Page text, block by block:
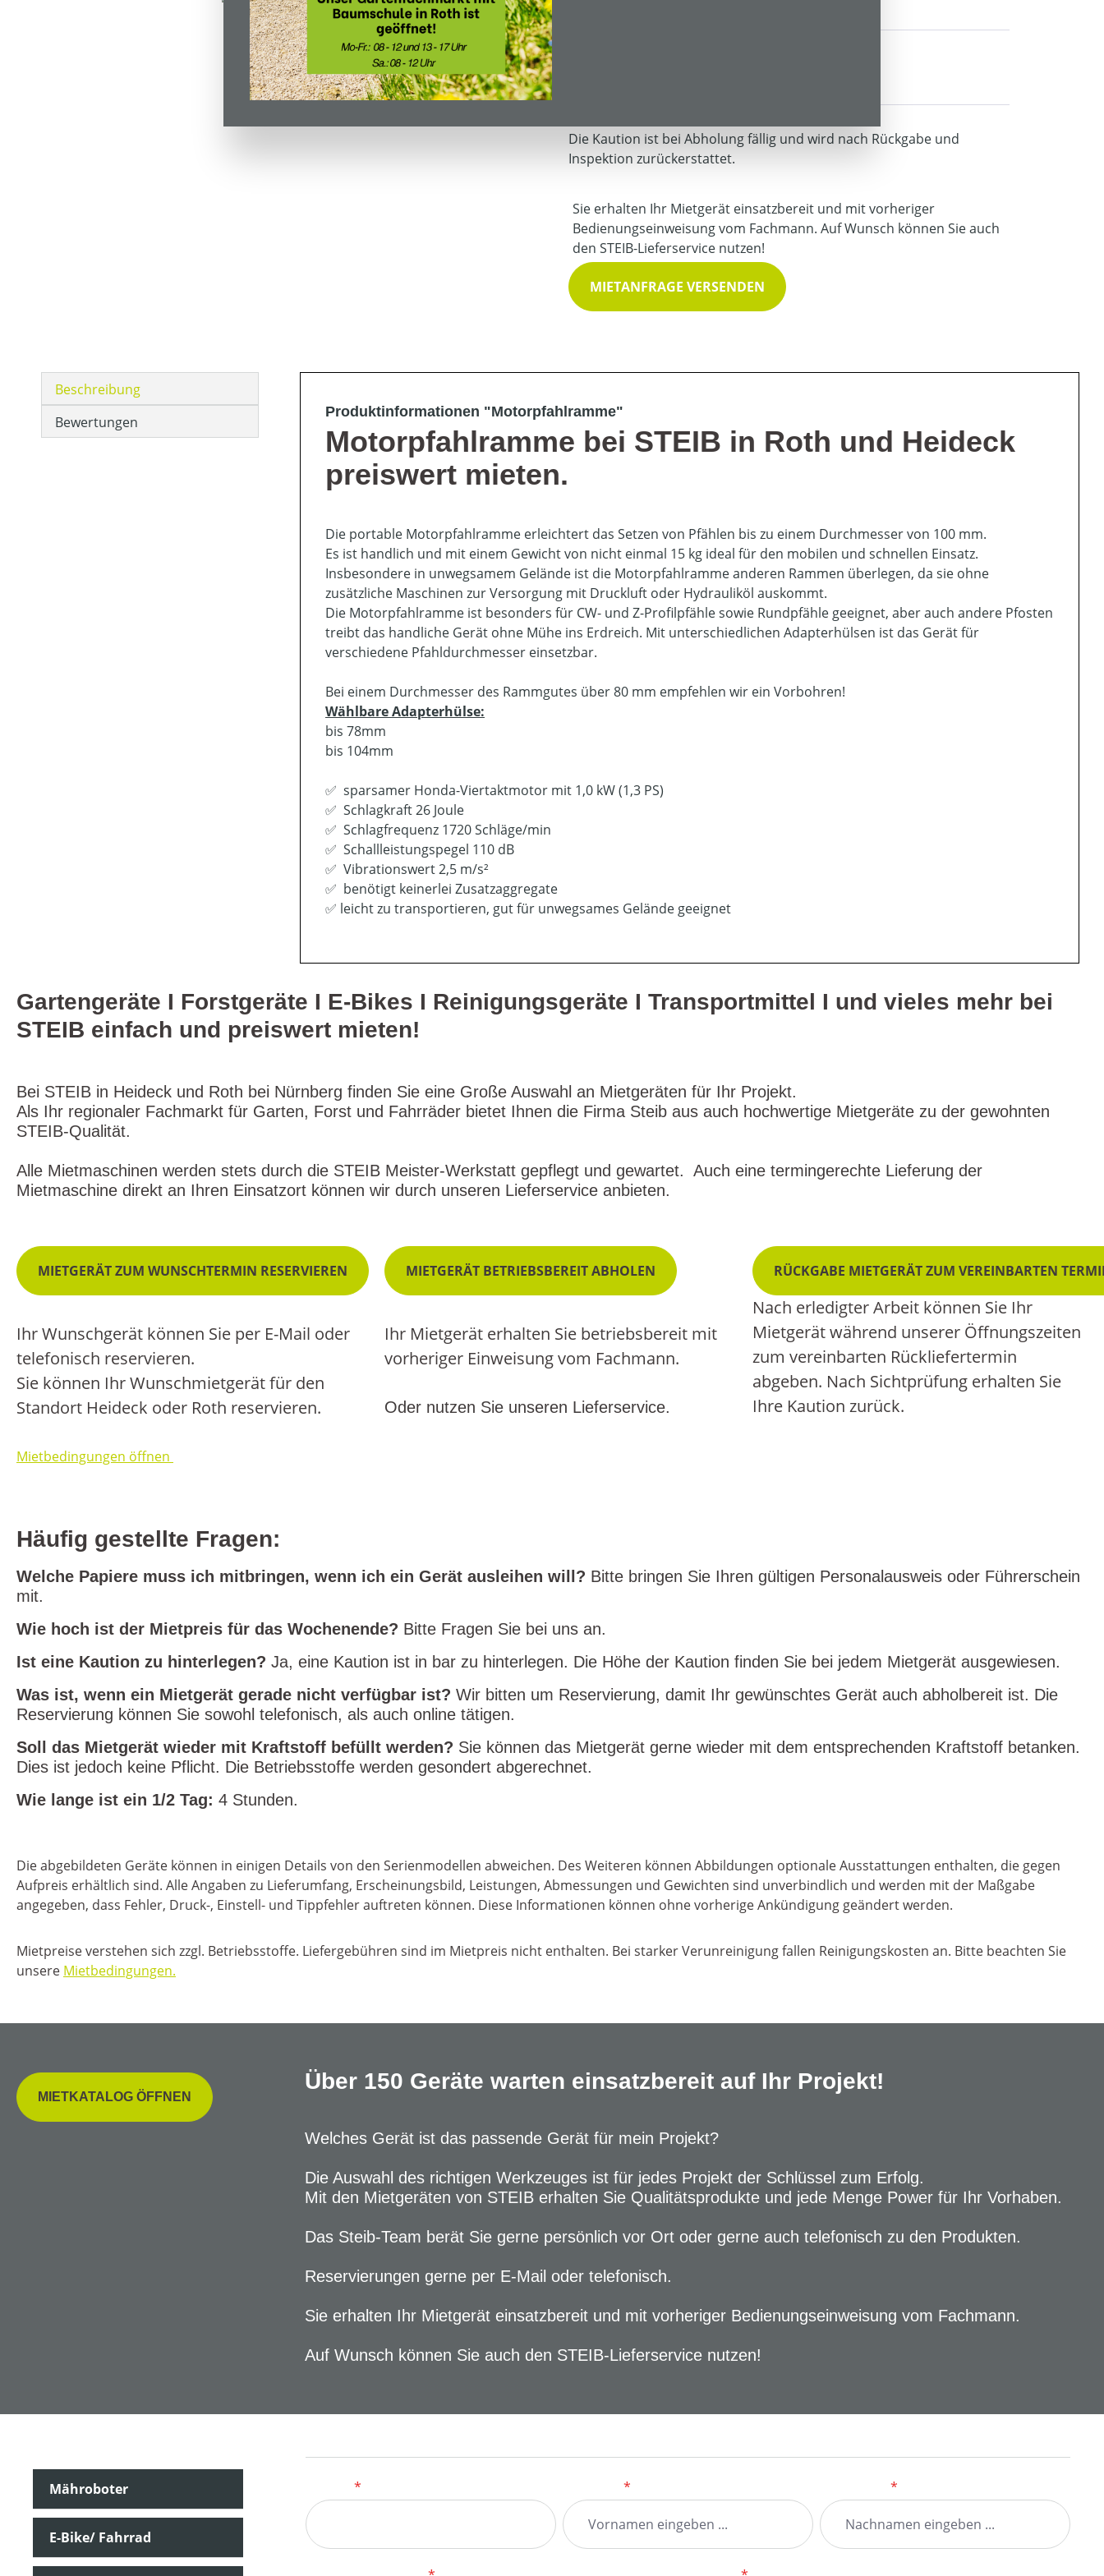
Die Kaution ist bei Abholung fällig und wird nach Rückgabe und
Inspektion zurückerstattet.
Sie erhalten Ihr Mietgerät einsatzbereit und mit vorheriger
Bedienungseinweisung vom Fachmann. Auf Wunsch können Sie auch
den STEIB-Lieferservice nutzen!
MIETANFRAGE VERSENDEN
Beschreibung
Bewertungen
Produktinformationen "Motorpfahlramme"
Motorpfahlramme bei STEIB in Roth und Heideck
preiswert mieten.
Die portable Motorpfahlramme erleichtert das Setzen von Pfählen bis zu einem Durchmesser von 100 mm.
Es ist handlich und mit einem Gewicht von nicht einmal 15 kg ideal für den mobilen und schnellen Einsatz.
Insbesondere in unwegsamem Gelände ist die Motorpfahlramme anderen Rammen überlegen, da sie ohne
zusätzliche Maschinen zur Versorgung mit Druckluft oder Hydrauliköl auskommt.
Die Motorpfahlramme ist besonders für CW- und Z-Profilpfähle sowie Rundpfähle geeignet, aber auch andere Pfosten
treibt das handliche Gerät ohne Mühe ins Erdreich. Mit unterschiedlichen Adapterhülsen ist das Gerät für
verschiedene Pfahldurchmesser einsetzbar.
Bei einem Durchmesser des Rammgutes über 80 mm empfehlen wir ein Vorbohren!
Wählbare Adapterhülse:
bis 78mm
bis 104mm
✅ sparsamer Honda-Viertaktmotor mit 1,0 kW (1,3 PS)
✅ Schlagkraft 26 Joule
✅ Schlagfrequenz 1720 Schläge/min
✅ Schallleistungspegel 110 dB
✅ Vibrationswert 2,5 m/s²
✅ benötigt keinerlei Zusatzaggregate
✅ leicht zu transportieren, gut für unwegsames Gelände geeignet
Gartengeräte I Forstgeräte I E-Bikes I Reinigungsgeräte I Transportmittel I und vieles mehr bei
STEIB einfach und preiswert mieten!
Bei STEIB in Heideck und Roth bei Nürnberg finden Sie eine Große Auswahl an Mietgeräten für Ihr Projekt.
Als Ihr regionaler Fachmarkt für Garten, Forst und Fahrräder bietet Ihnen die Firma Steib aus auch hochwertige Mietgeräte zu der gewohnten
STEIB-Qualität.
Alle Mietmaschinen werden stets durch die STEIB Meister-Werkstatt gepflegt und gewartet. Auch eine termingerechte Lieferung der
Mietmaschine direkt an Ihren Einsatzort können wir durch unseren Lieferservice anbieten.
MIETGERÄT ZUM WUNSCHTERMIN RESERVIEREN
Ihr Wunschgerät können Sie per E-Mail oder
telefonisch reservieren.
Sie können Ihr Wunschmietgerät für den
Standort Heideck oder Roth reservieren.
Mietbedingungen öffnen
MIETGERÄT BETRIEBSBEREIT ABHOLEN
Ihr Mietgerät erhalten Sie betriebsbereit mit
vorheriger Einweisung vom Fachmann.
Oder nutzen Sie unseren Lieferservice.
RÜCKGABE MIETGERÄT ZUM VEREINBARTEN
Nach erledigter Arbeit können Sie Ihr
Mietgerät während unserer Öffnungszeiten
zum vereinbarten Rückliefertermin
abgeben. Nach Sichtprüfung erhalten Sie
Ihre Kaution zurück.
Häufig gestellte Fragen:
Welche Papiere muss ich mitbringen, wenn ich ein Gerät ausleihen will? Bitte bringen Sie Ihren gültigen Personalausweis oder Führerschein
mit.
Wie hoch ist der Mietpreis für das Wochenende? Bitte Fragen Sie bei uns an.
Ist eine Kaution zu hinterlegen? Ja, eine Kaution ist in bar zu hinterlegen. Die Höhe der Kaution finden Sie bei jedem Mietgerät ausgewiesen.
Was ist, wenn ein Mietgerät gerade nicht verfügbar ist? Wir bitten um Reservierung, damit Ihr gewünschtes Gerät auch abholbereit ist. Die
Reservierung können Sie sowohl telefonisch, als auch online tätigen.
Soll das Mietgerät wieder mit Kraftstoff befüllt werden? Sie können das Mietgerät gerne wieder mit dem entsprechenden Kraftstoff betanken.
Dies ist jedoch keine Pflicht. Die Betriebsstoffe werden gesondert abgerechnet.
Wie lange ist ein 1/2 Tag: 4 Stunden.
Die abgebildeten Geräte können in einigen Details von den Serienmodellen abweichen. Des Weiteren können Abbildungen optionale Ausstattungen enthalten, die gegen
Aufpreis erhältlich sind. Alle Angaben zu Lieferumfang, Erscheinungsbild, Leistungen, Abmessungen und Gewichten sind unverbindlich und werden mit der Maßgabe
angegeben, dass Fehler, Druck-, Einstell- und Tippfehler auftreten können. Diese Informationen können ohne vorherige Ankündigung geändert werden.
Mietpreise verstehen sich zzgl. Betriebsstoffe. Liefergebühren sind im Mietpreis nicht enthalten. Bei starker Verunreinigung fallen Reinigungskosten an. Bitte beachten Sie
unsere Mietbedingungen.
MIETKATALOG ÖFFNEN
Über 150 Geräte warten einsatzbereit auf Ihr Projekt!
Welches Gerät ist das passende Gerät für mein Projekt?
Die Auswahl des richtigen Werkzeuges ist für jedes Projekt der Schlüssel zum Erfolg.
Mit den Mietgeräten von STEIB erhalten Sie Qualitätsprodukte und jede Menge Power für Ihr Vorhaben.
Das Steib-Team berät Sie gerne persönlich vor Ort oder gerne auch telefonisch zu den Produkten.
Reservierungen gerne per E-Mail oder telefonisch.
Sie erhalten Ihr Mietgerät einsatzbereit und mit vorheriger Bedienungseinweisung vom Fachmann.
Auf Wunsch können Sie auch den STEIB-Lieferservice nutzen!
Mähroboter
E-Bike/ Fahrrad
* * *